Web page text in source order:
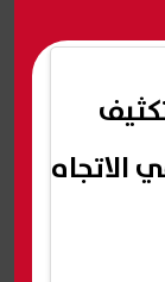
الاتجاه